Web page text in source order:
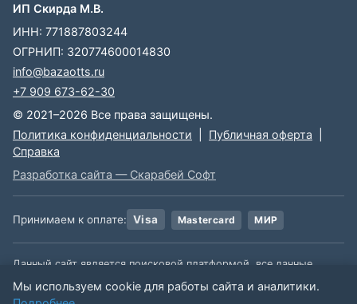
ИП Скирда М.В.
ИНН: 771887803244
ОГРНИП: 320774600014830
info@bazaotts.ru
+7 909 673-62-30
© 2021–2026 Все права защищены.
Политика конфиденциальности
Публичная оферта
Справка
Разработка сайта — Скарабей Софт
Принимаем к оплате: Visa Mastercard МИР
Данный сайт является поисковой платформой, все данные,
размещенные на сайте, взяты из открытых источников. Мы не
несем ответственности за содержимое данной информации.
Мы используем cookie для работы сайта и аналитики.